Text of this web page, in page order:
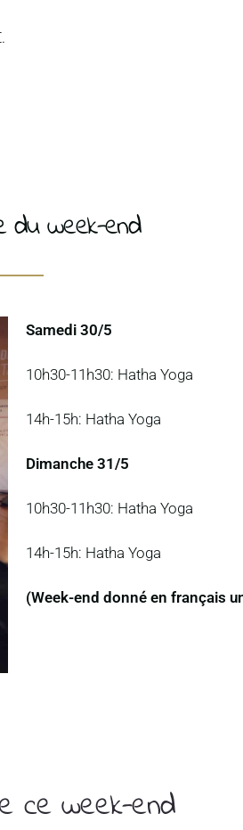
du week-end
Samedi 30/5
10h30-11h30: Hatha Yoga
14h-15h: Hatha Yoga
Dimanche 31/5
10h30-11h30: Hatha Yoga
14h-15h: Hatha Yoga
(Week-end donné en français
ce week-end